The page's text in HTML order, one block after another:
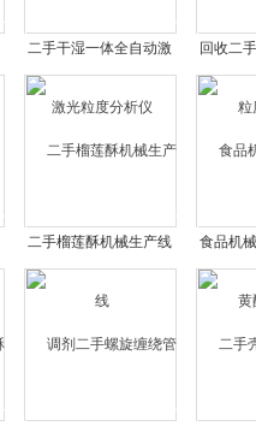
二手干湿一体全自动激
光粒度分析仪
回收二
二手榴莲酥机械生产线
食品机